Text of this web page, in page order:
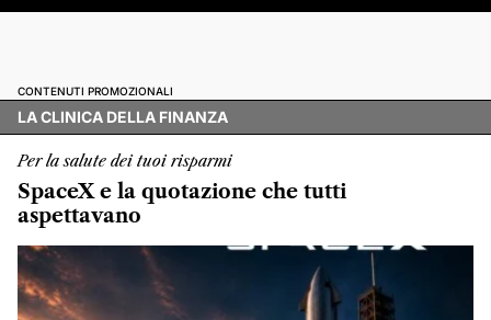
CONTENUTI PROMOZIONALI
LA CLINICA DELLA FINANZA
Per la salute dei tuoi risparmi
SpaceX e la quotazione che tutti
aspettavano